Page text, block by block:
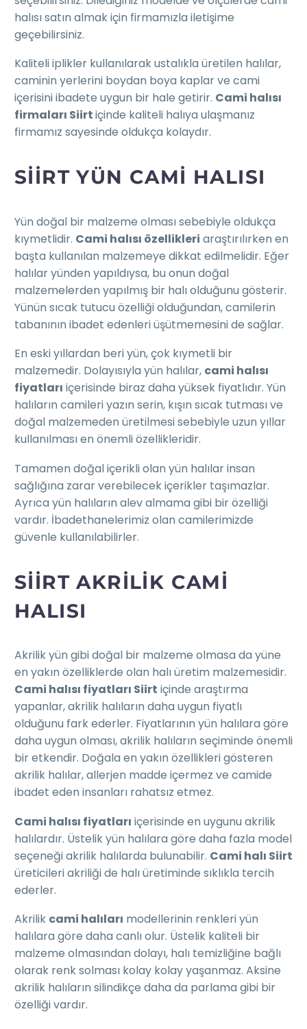
halısı satın almak için firmamızla iletişime
geçebilirsiniz.
Kaliteli iplikler kullanılarak ustalıkla üretilen halılar,
caminin yerlerini boydan boya kaplar ve cami
içerisini ibadete uygun bir hale getirir. Cami halısı
firmaları Siirtiçinde kaliteli halıya ulaşmanız
firmamız sayesinde oldukça kolaydır.
SIIRT YÜN CAMI HALISI
Yün doğal bir malzeme olması sebebiyle oldukça
kıymetlidir. Cami halısı özellikleri araştırılırken en
başta kullanılan malzemeye dikkat edilmelidir. Eğer
halılar yünden yapıldıysa, bu onun doğal
malzemelerden yapılmış bir halı olduğunu gösterir.
Yünün sıcak tutucu özelliği olduğundan, camilerin
tabanının ibadet edenleri üşütmemesini de sağlar.
En eski yıllardan beri yün, çok kıymetli bir
malzemedir. Dolayısıyla yün halılar, cami halısı
fiyatları içerisinde biraz daha yüksek fiyatlıdır. Yün
halıların camileri yazın serin, kışın sıcak tutması ve
doğal malzemeden üretilmesi sebebiyle uzun yıllar
kullanılması en önemli özellikleridir.
Tamamen doğal içerikli olan yün halılar insan
sağlığına zarar verebilecek içerikler taşımazlar.
Ayrıca yün halıların alev almama gibi bir özelliği
vardır. İbadethanelerimiz olan camilerimizde
güvenle kullanılabilirler.
SIIRT AKRILIK CAMI
HALISI
Akrilik yün gibi doğal bir malzeme olmasa da yüne
en yakın özelliklerde olan halı üretim malzemesidir.
Cami halısı fiyatları Siirt içinde araştırma
yapanlar, akrilik halıların daha uygun fiyatlı
olduğunu fark ederler. Fiyatlarının yün halılara göre
daha uygun olması, akrilik halıların seçiminde önemli
bir etkendir. Doğala en yakın özellikleri gösteren
akrilik halılar, allerjen madde içermez ve camide
ibadet eden insanları rahatsız etmez.
Cami halısı fiyatları içerisinde en uygunu akrilik
halılardır. Üstelik yün halılara göre daha fazla model
seçeneği akrilik halılarda bulunabilir. Cami halı Siirt
üreticileri akriliği de halı üretiminde sıklıkla tercih
ederler.
Akrilik cami halıları modellerinin renkleri yün
halılara göre daha canlı olur. Üstelik kaliteli bir
malzeme olmasından dolayı, halı temizliğine bağlı
olarak renk solması kolay kolay yaşanmaz. Aksine
akrilik halıların silindikçe daha da parlama gibi bir
özelliği vardır.